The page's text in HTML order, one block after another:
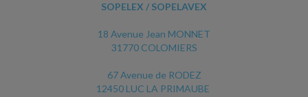
SOPELEX / SOPELAVEX
18 Avenue Jean MONNET
31770 COLOMIERS
67 Avenue de RODEZ
12450 LUC LA PRIMAUBE